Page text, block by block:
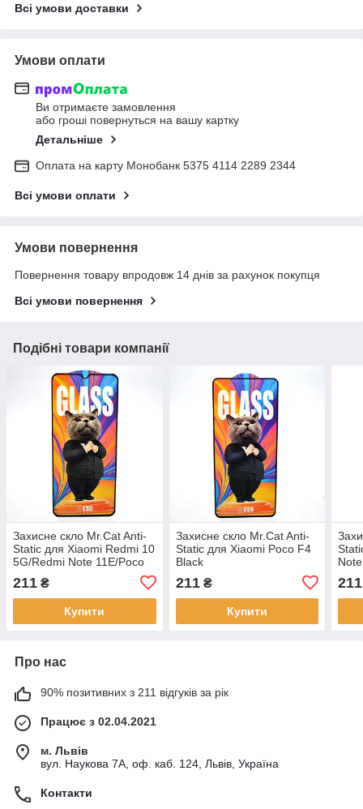
Всі умови доставки
Умови оплати
Ви отримаєте замовлення
або гроші повернуться на вашу картку
Детальніше
Оплата на карту Монобанк 5375 4114 2289 2344
Всі умови оплати
Умови повернення
Повернення товару впродовж 14 днів за рахунок покупця
Всі умови повернення
Подібні товари компанії
Захисне скло Mr.Cat Anti-
Static для Xiaomi Redmi 10
5G/Redmi Note 11E/Poco
211 ₴
Купити
Захисне скло Mr.Cat Anti-
Static для Xiaomi Poco F4
Black
211₴
Купити
211
Про нас
90% позитивних з 211 відгуків за рік
Працює з 02.04.2021
м. Львів
вул. Наукова 7А, оф. каб. 124, Львів, Україна
Контакти